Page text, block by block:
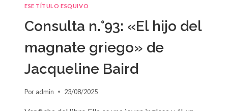
ESE TÍTULO ESQUIVO
Consulta n.°93: «El hijo del
magnate griego» de
Jacqueline Baird
Por admin 23/08/2025